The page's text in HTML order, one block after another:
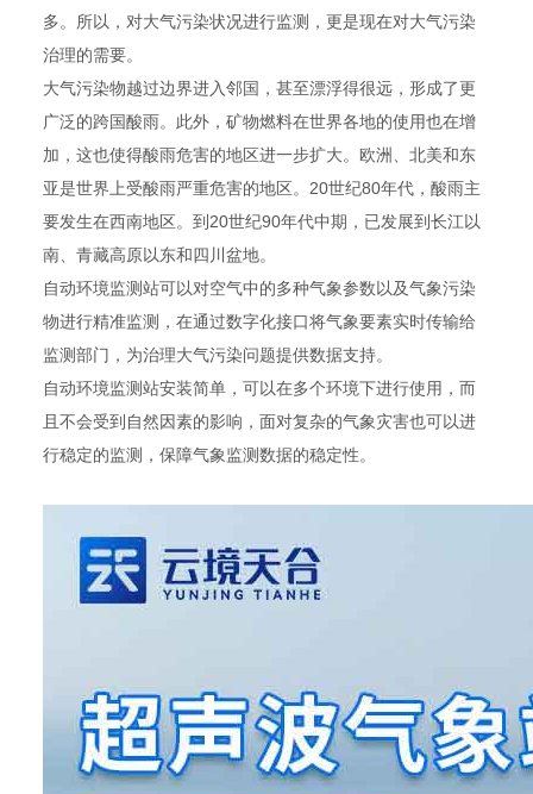
多。所以，对大气污染状况进行监测，更是现在对大气污染
治理的需要。
大气污染物越过边界进入邻国，甚至漂浮得很远，形成了更
广泛的跨国酸雨。此外，矿物燃料在世界各地的使用也在增
加，这也使得酸雨危害的地区进一步扩大。欧洲、北美和东
亚是世界上受酸雨严重危害的地区。20世纪80年代，酸雨主
要发生在西南地区。到20世纪90年代中期，已发展到长江以
南、青藏高原以东和四川盆地。
自动环境监测站可以对空气中的多种气象参数以及气象污染
物进行精准监测，在通过数字化接口将气象要素实时传输给
监测部门，为治理大气污染问题提供数据支持。
自动环境监测站安装简单，可以在多个环境下进行使用，而
且不会受到自然因素的影响，面对复杂的气象灾害也可以进
行稳定的监测，保障气象监测数据的稳定性。